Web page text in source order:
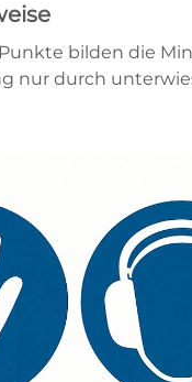
bilden die
nur durch